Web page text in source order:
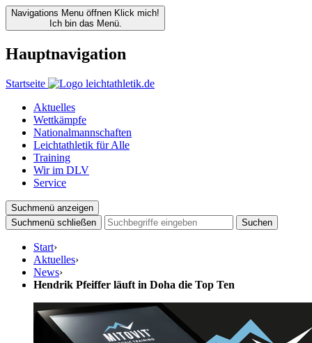
Navigations Menu öffnen Klick mich!
Ich bin das Menü.
Hauptnavigation
Startseite
Aktuelles
Wettkämpfe
Nationalmannschaften
Leichtathletik für Alle
Training
Wir im DLV
Service
Suchmenü anzeigen
Suchmenü schließen
Suchen
Start›
Aktuelles›
News›
Hendrik Pfeiffer läuft in Doha die Top Ten